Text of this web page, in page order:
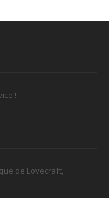
!
de Lovecraft,